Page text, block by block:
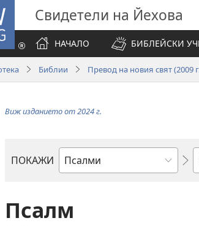
Свидетели на Йехова
НАЧАЛО
БИБЛЕЙСКИ
Библии Превод на новия свят (2009
Виж изданието от 2024 г.
ПОКАЖИ
Библейска
Псалм